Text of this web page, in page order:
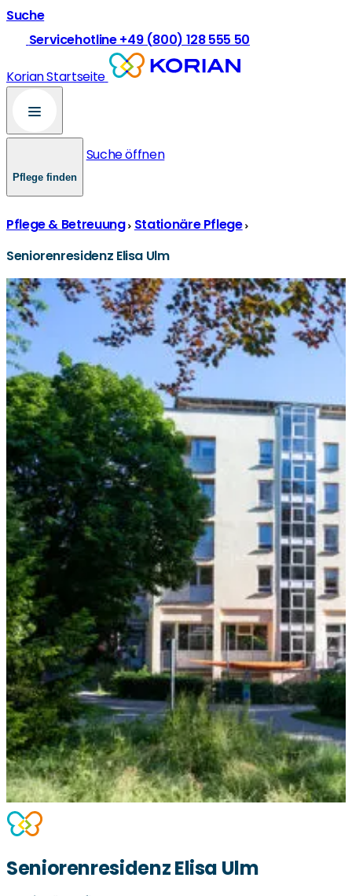
Suche
Servicehotline +49 (800) 128 555 50
Korian Startseite
Pflege finden
Suche öffnen
Pflege & Betreuung Stationäre Pflege
Seniorenresidenz Elisa Ulm
Seniorenresidenz Elisa Ulm